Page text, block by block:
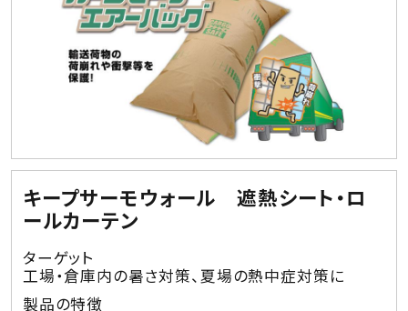
キープサーモウォール 遮熱シート・ロ
ールカーテン
ターゲット
工場・倉庫内の暑さ対策、夏場の熱中症対策に
製品の特徴